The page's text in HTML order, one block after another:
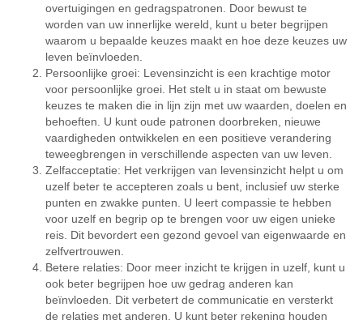
overtuigingen en gedragspatronen. Door bewust te
worden van uw innerlijke wereld, kunt u beter begrijpen
waarom u bepaalde keuzes maakt en hoe deze keuzes uw
leven beïnvloeden.
Persoonlijke groei: Levensinzicht is een krachtige motor
voor persoonlijke groei. Het stelt u in staat om bewuste
keuzes te maken die in lijn zijn met uw waarden, doelen en
behoeften. U kunt oude patronen doorbreken, nieuwe
vaardigheden ontwikkelen en een positieve verandering
teweegbrengen in verschillende aspecten van uw leven.
Zelfacceptatie: Het verkrijgen van levensinzicht helpt u om
uzelf beter te accepteren zoals u bent, inclusief uw sterke
punten en zwakke punten. U leert compassie te hebben
voor uzelf en begrip op te brengen voor uw eigen unieke
reis. Dit bevordert een gezond gevoel van eigenwaarde en
zelfvertrouwen.
Betere relaties: Door meer inzicht te krijgen in uzelf, kunt u
ook beter begrijpen hoe uw gedrag anderen kan
beïnvloeden. Dit verbetert de communicatie en versterkt
de relaties met anderen. U kunt beter rekening houden